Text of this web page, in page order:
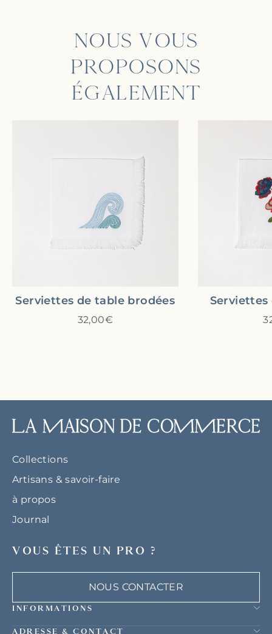
NOUS VOUS
PROPOSONS
ÉGALEMENT
Serviettes de table brodées
32,00€
Serviettes
Collections
Artisans & savoir-faire
à propos
Journal
VOUS ÊTES UN PRO ?
NOUS CONTACTER
INFORMATIONS
ADRESSE & CONTACT